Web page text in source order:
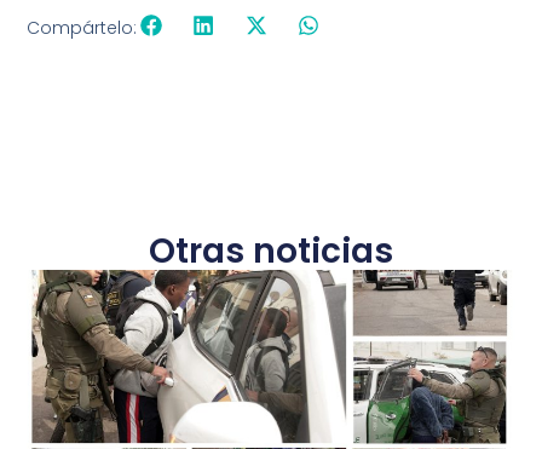
Compártelo:
Otras noticias